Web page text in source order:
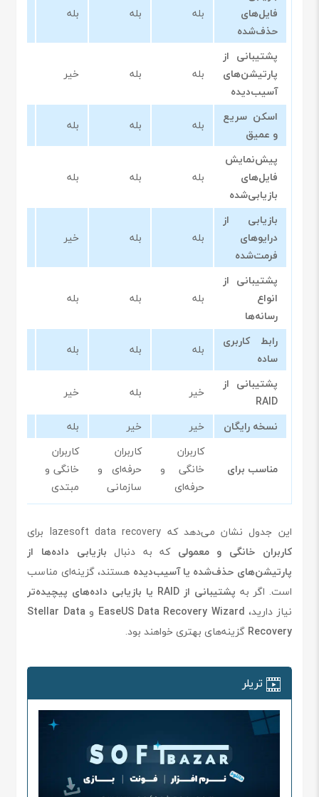
فایل‌های
حذف‌شده
بله بله بله
پشتیبانی از
پارتیشن‌های
آسیب‌دیده
بله بله خیر
اسکن سریع
و عمیق
بله بله بله
پیش‌نمایش
فایل‌های
بازیابی‌شده
بله بله بله
بازیابی از
درایوهای
فرمت‌شده
بله بله خیر
پشتیبانی از
انواع
رسانه‌ها
بله بله بله
رابط کاربری
ساده
بله بله بله
پشتیبانی از
RAID
خیر بله خیر
نسخه رایگان
خیر خیر بله
مناسب برای
کاربران
خانگی و
حرفه‌ای
کاربران
حرفه‌ای و
سازمانی
کاربران
خانگی و
مبتدی
این جدول نشان می‌دهد که lazesoft data recovery برای
کاربران خانگی و معمولی که به دنبال بازیابی داده‌ها از
پارتیشن‌های حذف‌شده یا آسیب‌دیده هستند، گزینه‌ای مناسب
است. اگر به پشتیبانی از RAID یا بازیابی داده‌های پیچیده‌تر
نیاز دارید، EaseUS Data Recovery Wizard وStellar Data
Recovery گزینه‌های بهتری خواهند بود.
تریلر